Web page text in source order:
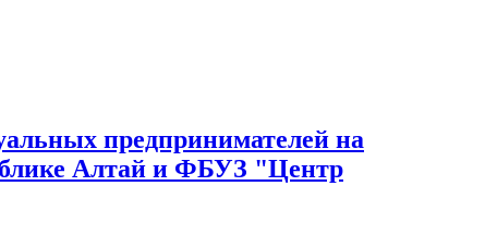
предпринимателей на
Алтай и ФБУЗ "Центр